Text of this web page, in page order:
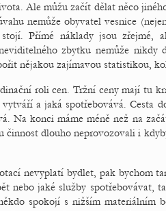
Ale můžu začít dělat něco
nemůže obyvatel vesnice
Přímé náklady jsou zřejmé,
zbytku nemůže nikdy
nějakou zajímavou statistikou,
roli cen. Tržní ceny mají tu
a jaká spotřebovává. Cesta
Na konci máme méně než na
činnost dlouho neprovozovali i
nevyplatí bydlet, pak bychom
nebo jaké služby spotřebovávat,
spokojí s nižším materiálním